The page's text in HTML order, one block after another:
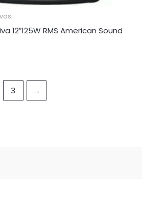
12″125W RMS American Sound
3 →